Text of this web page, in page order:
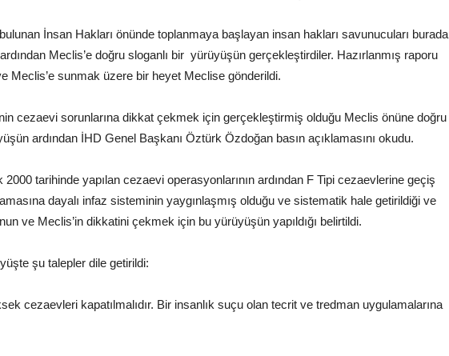
İnsan Hakları önünde toplanmaya başlayan insan hakları savunucuları burada
Meclis’e doğru sloganlı bir yürüyüşün gerçekleştirdiler. Hazırlanmış raporu
Meclis’e sunmak üzere bir heyet Meclise gönderildi.
cezaevi sorunlarına dikkat çekmek için gerçekleştirmiş olduğu Meclis önüne doğru
ardından İHD Genel Başkanı Öztürk Özdoğan basın açıklamasını okudu.
2000 tarihinde yapılan cezaevi operasyonlarının ardından F Tipi cezaevlerine geçiş
dayalı infaz sisteminin yaygınlaşmış olduğu ve sistematik hale getirildiği ve
ve Meclis’in dikkatini çekmek için bu yürüyüşün yapıldığı belirtildi.
şu talepler dile getirildi:
cezaevleri kapatılmalıdır. Bir insanlık suçu olan tecrit ve tredman uygulamalarına